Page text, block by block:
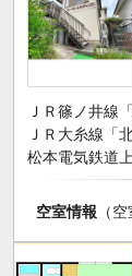
ＪＲ篠ノ井線
ＪＲ大糸線「
松本電気鉄道
空室情報 （